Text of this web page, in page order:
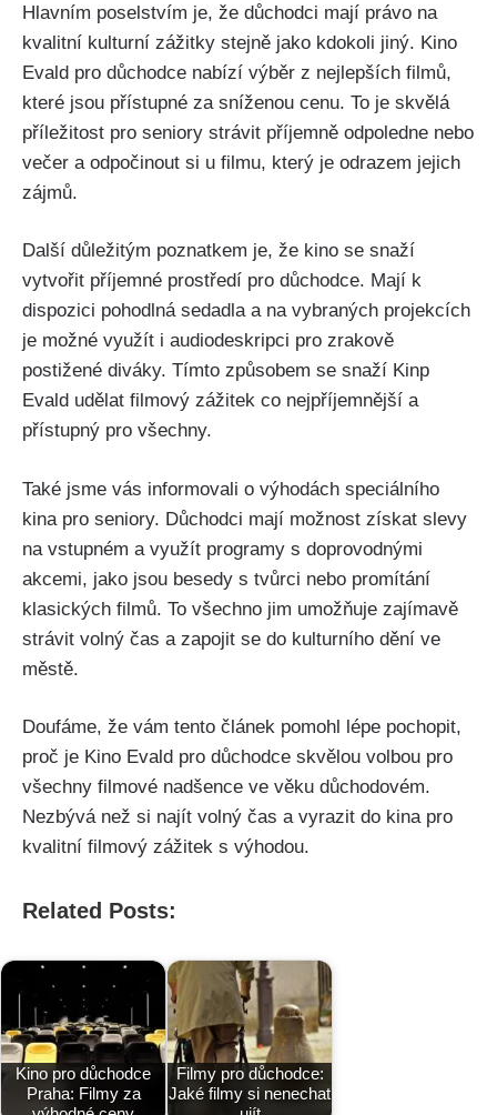
Hlavním poselstvím je, že důchodci mají právo na
kvalitní kulturní zážitky stejně jako kdokoli jiný. Kino
Evald pro důchodce nabízí výběr z nejlepších filmů,
které jsou přístupné za sníženou cenu. To je skvělá
příležitost pro seniory strávit příjemně odpoledne nebo
večer a odpočinout si u filmu, který je odrazem jejich
zájmů.
Další důležitým poznatkem je, že kino se snaží
vytvořit příjemné prostředí pro důchodce. Mají k
dispozici pohodlná sedadla a na vybraných projekcích
je možné využít i audiodeskripci pro zrakově
postižené diváky. Tímto způsobem se snaží Kinp
Evald udělat filmový zážitek co nejpříjemnější a
přístupný pro všechny.
Také jsme vás informovali o výhodách speciálního
kina pro seniory. Důchodci mají možnost získat slevy
na vstupném a využít programy s doprovodnými
akcemi, jako jsou besedy s tvůrci nebo promítání
klasických filmů. To všechno jim umožňuje zajímavě
strávit volný čas a zapojit se do kulturního dění ve
městě.
Doufáme, že vám tento článek pomohl lépe pochopit,
proč je Kino Evald pro důchodce skvělou volbou pro
všechny filmové nadšence ve věku důchodovém.
Nezbývá než si najít volný čas a vyrazit do kina pro
kvalitní filmový zážitek s výhodou.
Related Posts:
Kino pro důchodce
Praha: Filmy za
Filmy pro důchodce:
Jaké filmy si nenechat